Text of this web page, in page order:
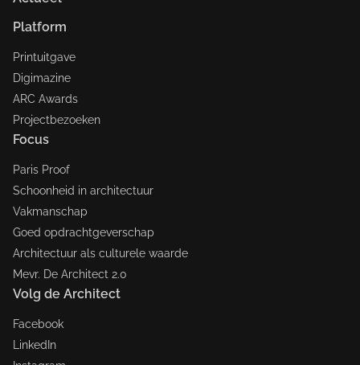
Platform
Printuitgave
Digimazine
ARC Awards
Projectbezoeken
Focus
Paris Proof
Schoonheid in architectuur
Vakmanschap
Goed opdrachtgeverschap
Architectuur als culturele waarde
Mevr. De Architect 2.0
Volg de Architect
Facebook
LinkedIn